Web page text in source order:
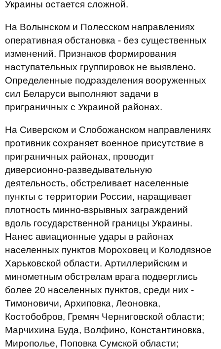
Украины остается сложной.
На Волынском и Полесском направлениях
оперативная обстановка - без существенных
изменений. Признаков формирования
наступательных группировок не выявлено.
Определенные подразделения вооруженных
сил Беларуси выполняют задачи в
приграничных с Украиной районах.
На Сиверском и Слобожанском направлениях
противник сохраняет военное присутствие в
приграничных районах, проводит
диверсионно-разведывательную
деятельность, обстреливает населенные
пункты с территории России, наращивает
плотность минно-взрывных заграждений
вдоль государственной границы Украины.
Нанес авиационные удары в районах
населенных пунктов Мороховец и Колодязное
Харьковской области. Артиллерийским и
минометным обстрелам врага подверглись
более 20 населенных пунктов, среди них -
Тимоновичи, Архиповка, Леоновка,
Костобобров, Гремяч Черниговской области;
Марчихина Буда, Волфино, Константиновка,
Мирополье, Поповка Сумской области;